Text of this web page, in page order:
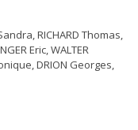
RICHARD Thomas,
Eric, WALTER
DRION Georges,